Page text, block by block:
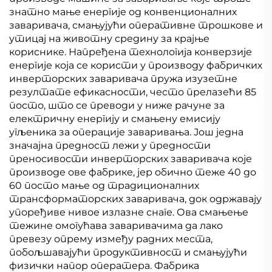
знатно мање енергије од конвенционалних
заваривача, смањујући оперативне трошкове и
утицај на животну средину за крајње
кориснике. Напређена технологија конверзије
енергије која се користи у производу фабричких
инверторских заваривача пружа изузетне
резултате ефикасности, често прелазећи 85
посто, што се преводи у ниже рачуне за
електричну енергију и смањену емисију
угљеника за операције заваривања. Још једна
значајна предност лежи у предности
преносивости инверторских заваривача које
производе ове фабрике, јер обично теже 40 до
60 посто мање од традиционалних
трансформаторских заваривача, док одржавају
упоређиве нивое излазне снаге. Ова смањење
тежине омогућава заваривачима да лако
превезу опрему између радних места,
побољшавајући продуктивност и смањујући
физички напор оператера. Фабрика